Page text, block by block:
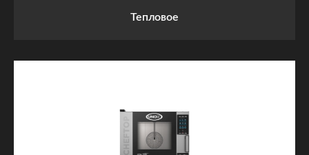
Тепловое